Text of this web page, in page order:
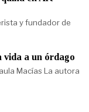
y fundador de
vida a un órdago
Macías La autora